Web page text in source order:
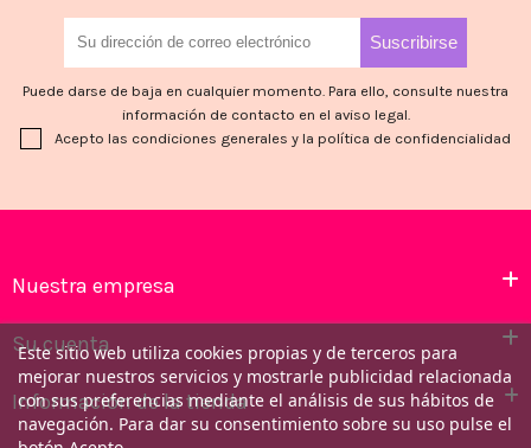
Puede darse de baja en cualquier momento. Para ello, consulte nuestra
información de contacto en el aviso legal.
Acepto las condiciones generales y la política de confidencialidad
Nuestra empresa
Su cuenta
Información de la tienda
Este sitio web utiliza cookies propias y de terceros para
mejorar nuestros servicios y mostrarle publicidad relacionada
con sus preferencias mediante el análisis de sus hábitos de
navegación. Para dar su consentimiento sobre su uso pulse el